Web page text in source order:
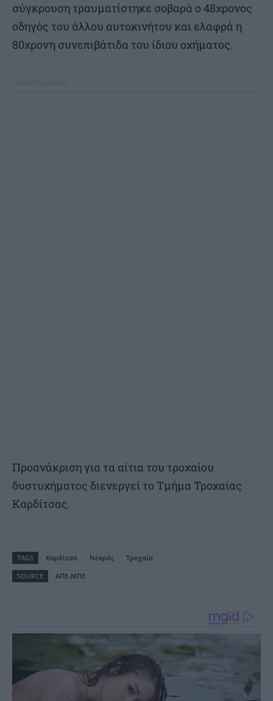
σύγκρουση τραυματίστηκε σοβαρά ο 48χρονος
οδηγός του άλλου αυτοκινήτου και ελαφρά η
80χρονη συνεπιβάτιδα του ίδιου οχήματος.
Προανάκριση για τα αίτια του τροχαίου
δυστυχήματος διενεργεί το Τμήμα Τροχαίας
Καρδίτσας.
TAGS Καρδίτσα Νεκρός
Τροχαίο
SOURCE
ΑΠΕ-ΜΠΕ